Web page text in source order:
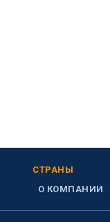
СТРАНЫ
О КОМПАНИИ